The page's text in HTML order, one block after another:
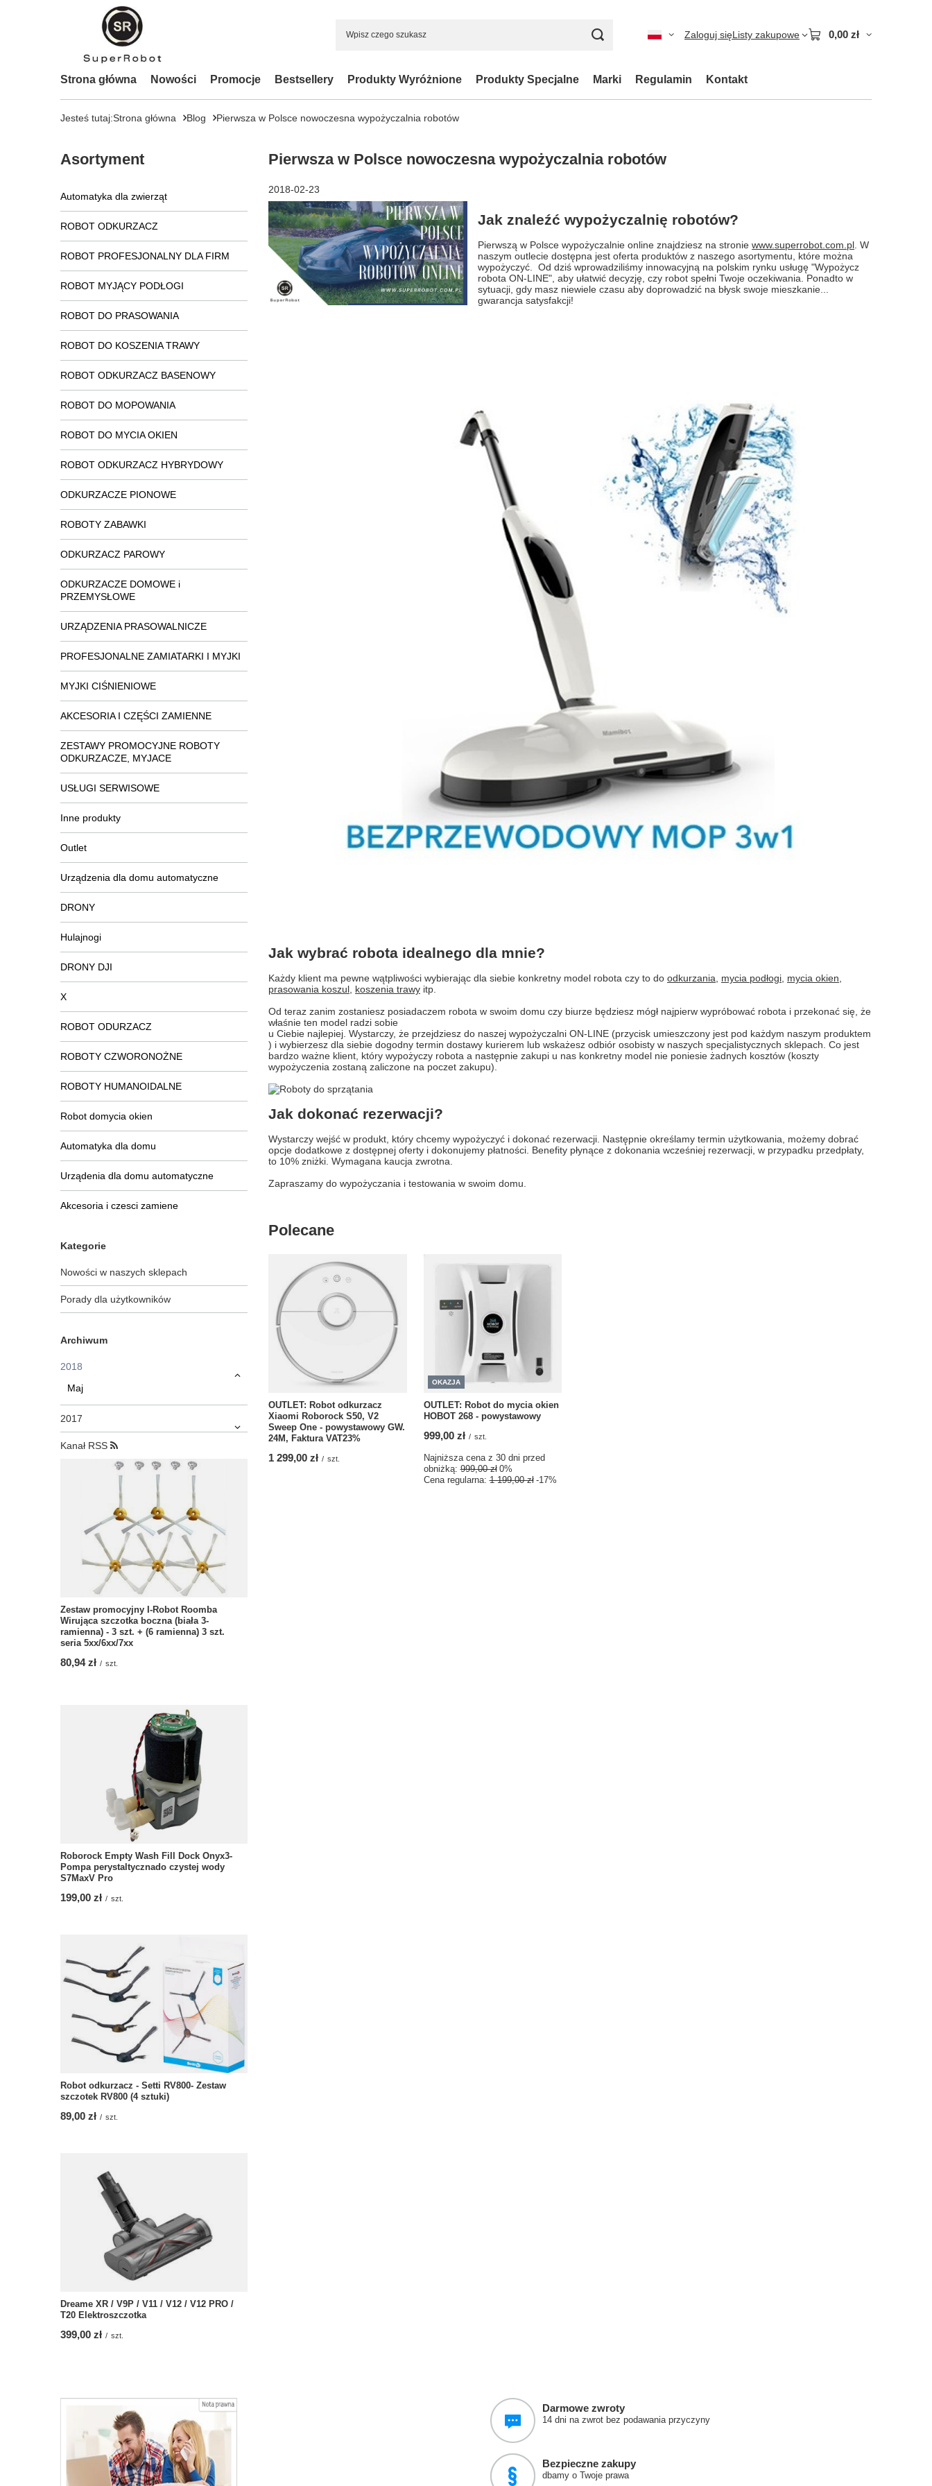
Zaloguj sięListy zakupowe 0,00 zł
Strona główna Nowości Promocje Bestsellery Produkty Wyróżnione Produkty Specjalne Marki Regulamin Kontakt
Jesteś tutaj:Strona główna Blog Pierwsza w Polsce nowoczesna wypożyczalnia robotów
Asortyment
Automatyka dla zwierząt
ROBOT ODKURZACZ
ROBOT PROFESJONALNY DLA FIRM
ROBOT MYJĄCY PODŁOGI
ROBOT DO PRASOWANIA
ROBOT DO KOSZENIA TRAWY
ROBOT ODKURZACZ BASENOWY
ROBOT DO MOPOWANIA
ROBOT DO MYCIA OKIEN
ROBOT ODKURZACZ HYBRYDOWY
ODKURZACZE PIONOWE
ROBOTY ZABAWKI
ODKURZACZ PAROWY
ODKURZACZE DOMOWE i
PRZEMYSŁOWE
URZĄDZENIA PRASOWALNICZE
PROFESJONALNE ZAMIATARKI I MYJKI
MYJKI CIŚNIENIOWE
AKCESORIA I CZĘŚCI ZAMIENNE
ZESTAWY PROMOCYJNE ROBOTY
ODKURZACZE, MYJACE
USŁUGI SERWISOWE
Inne produkty
Outlet
Urządzenia dla domu automatyczne
DRONY
Hulajnogi
DRONY DJI
X
ROBOT ODURZACZ
ROBOTY CZWORONOŻNE
ROBOTY HUMANOIDALNE
Robot domycia okien
Automatyka dla domu
Urządenia dla domu automatyczne
Akcesoria i czesci zamiene
Kategorie
Nowości w naszych sklepach
Porady dla użytkowników
Archiwum
2018
Maj
2017
Kanał RSS
Zestaw promocyjny I-Robot Roomba
Wirująca szczotka boczna (biała 3-
ramienna) - 3 szt. + (6 ramienna) 3 szt.
seria 5xx/6xx/7xx
80,94 zł / szt.
Roborock Empty Wash Fill Dock Onyx3-
Pompa perystaltycznado czystej wody
S7MaxV Pro
199,00 zł / szt.
Robot odkurzacz - Setti RV800- Zestaw
szczotek RV800 (4 sztuki)
89,00 zł / szt.
Dreame XR / V9P / V11 / V12 / V12 PRO /
T20 Elektroszczotka
399,00 zł / szt.
Pierwsza w Polsce nowoczesna wypożyczalnia robotów
2018-02-23
Jak znaleźć wypożyczalnię robotów?
Pierwszą w Polsce wypożyczalnie online znajdziesz na stroniewww.superrobot.com.pl . W
naszym outlecie dostępna jest oferta produktów z naszego asortymentu, które można
wypożyczyć. Od dziś wprowadziliśmy innowacyjną na polskim rynku usługę "Wypożycz
robota ON-LINE", aby ułatwić decyzję, czy robot spełni Twoje oczekiwania. Ponadto w
sytuacji, gdy masz niewiele czasu aby doprowadzić na błysk swoje mieszkanie...
gwarancja satysfakcji!
Jak wybrać robota idealnego dla mnie?
Każdy klient ma pewne wątpliwości wybierając dla siebie konkretny model robota czy to do odkurzania mycia podłogi mycia okien
prasowania koszul koszenia trawy itp.
Od teraz zanim zostaniesz posiadaczem robota w swoim domu czy biurze będziesz mógł najpierw wypróbować robota i przekonać się, że
właśnie ten model radzi sobie
u Ciebie najlepiej. Wystarczy, że przejdziesz do naszej wypożyczalni ON-LINE (przycisk umieszczony jest pod każdym naszym produktem
) i wybierzesz dla siebie dogodny termin dostawy kurierem lub wskażesz odbiór osobisty w naszych specjalistycznych sklepach. Co jest
bardzo ważne klient, który wypożyczy robota a następnie zakupi u nas konkretny model nie poniesie żadnych kosztów (koszty
wypożyczenia zostaną zaliczone na poczet zakupu).
Jak dokonać rezerwacji?
Wystarczy wejść w produkt, który chcemy wypożyczyć i dokonać rezerwacji. Następnie określamy termin użytkowania, możemy dobrać
opcje dodatkowe z dostępnej oferty i dokonujemy płatności. Benefity płynące z dokonania wcześniej rezerwacji, w przypadku przedpłaty,
to 10% zniżki. Wymagana kaucja zwrotna.
Zapraszamy do wypożyczania i testowania w swoim domu.
Polecane
OUTLET: Robot odkurzacz
Xiaomi Roborock S50, V2
Sweep One - powystawowy GW.
24M, Faktura VAT23%
1 299,00 zł / szt.
OKAZJA
OUTLET: Robot do mycia okien
HOBOT 268 - powystawowy
999,00 zł / szt.
Najniższa cena z 30 dni przed
obniżką:999,00 zł 0%
Cena regularna:1 199,00 zł -17%
Darmowe zwroty
14 dni na zwrot bez podawania przyczyny
Bezpieczne zakupy
dbamy o Twoje prawa